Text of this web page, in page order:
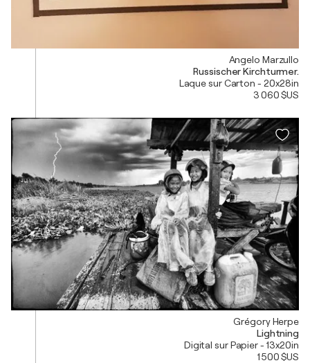
Angelo Marzullo
Russischer Kirchturmer.
Laque sur Carton - 20x28in
3 060 $US
Grégory Herpe
Lightning
Digital sur Papier - 13x20in
1 500 $US